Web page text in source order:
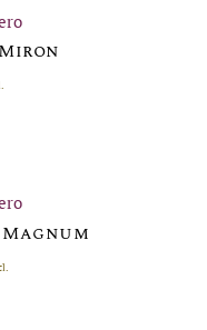
Miron
Magnum